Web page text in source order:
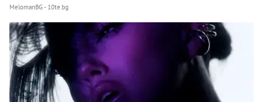
MelomanBG - 10te.bg